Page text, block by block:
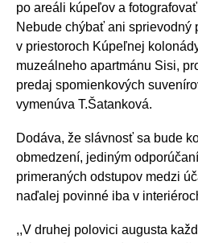
po areáli kúpeľov a
Nebude chýbať ani sprievodný
v priestoroch Kúpeľnej
muzeálneho apartmánu Sisi,
predaj spomienkových
vymenúva T.Šatanková.
Dodáva, že slávnosť sa bude
obmedzení, jediným
primeraných odstupov medzi
naďalej povinné iba v
,,V druhej polovici augusta